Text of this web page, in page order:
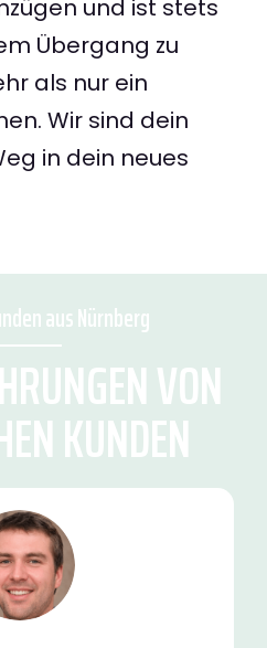
und ist stets
Übergang zu
als nur ein
Wir sind dein
in dein neues
aus Nürnberg
VON
KUNDEN